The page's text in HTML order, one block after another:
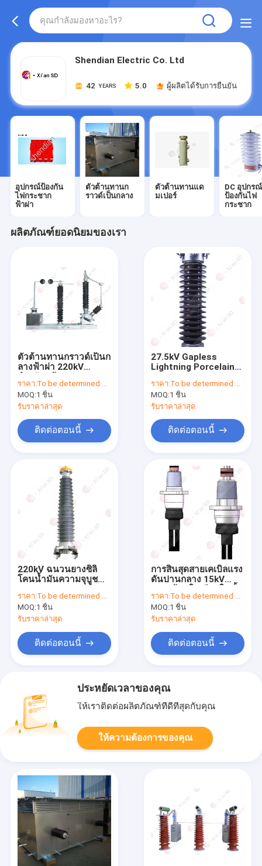
Shendian Electric Co. Ltd
42 YEARS 5.0 ผู้ผลิตได้รับการยืนยัน
อุปกรณ์ป้องกัน
ไฟกระชาก
ฟ้าผ่า
ตัวต้านทานก
ราวด์เป็นกลาง
ตัวต้านทานแด
มเปอร์
DC อุปกรณ์
ป้องกันไฟ
กระชาก
ผลิตภัณฑ์ยอดนิยมของเรา
ตัวต้านทานกราวด์เป็นก
ลางฟ้าผ่า 220kV
ราคา:To be determined by type and quantity.
MOQ:1 ชิ้น
รับราคาล่าสุด
ติดต่อตอนนี้
27.5kV Gapless
Lightning Porcelain
ออกไซด์ของโลหะ
ราคา:To be determined by type and quantity.
MOQ:1 ชิ้น
รับราคาล่าสุด
ติดต่อตอนนี้
220kV ฉนวนยางซิลิ
โคนน้ำมันความจุบูช
ราคา:To be determined by type and quantity.
MOQ:1 ชิ้น
รับราคาล่าสุด
ติดต่อตอนนี้
การสิ้นสุดสายเคเบิลแรง
ดันปานกลาง 15kV
ต่อตรง
ราคา:To be determined by type and quantity.
MOQ:1 ชิ้น
รับราคาล่าสุด
ติดต่อตอนนี้
ประหยัดเวลาของคุณ
ให้เราติดต่อผลิตภัณฑ์ที่ดีที่สุดกับคุณ
ให้ความต้องการของคุณ